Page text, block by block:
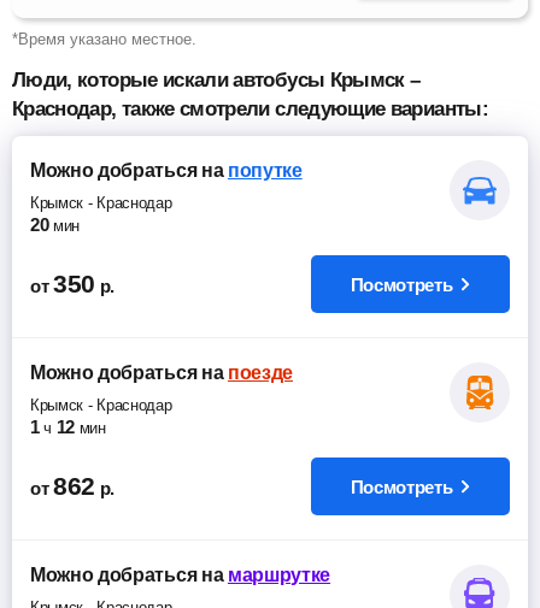
*Время указано местное.
Люди, которые искали автобусы Крымск –
Краснодар, также смотрели следующие варианты:
Можно добратьсяна попутке
Крымск - Краснодар
20 мин
от 350 р. Посмотреть
Можно добратьсяна поезде
Крымск - Краснодар
1 ч 12 мин
от 862 р. Посмотреть
Можно добратьсяна маршрутке